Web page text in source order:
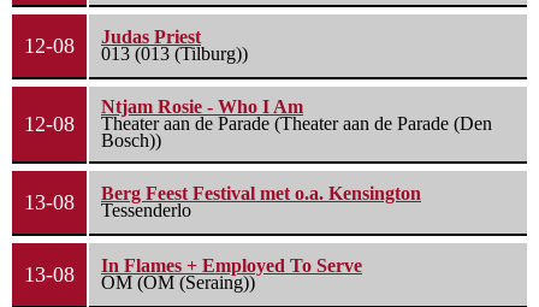
12-08
Judas Priest
013 (013 (Tilburg))
12-08
Ntjam Rosie - Who I Am
Theater aan de Parade (Theater aan de Parade (Den
Bosch))
13-08
Berg Feest Festival met o.a. Kensington
Tessenderlo
13-08
In Flames + Employed To Serve
OM (OM (Seraing))